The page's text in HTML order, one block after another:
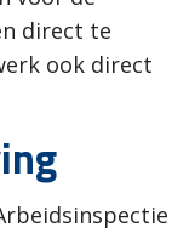
direct te
ook direct